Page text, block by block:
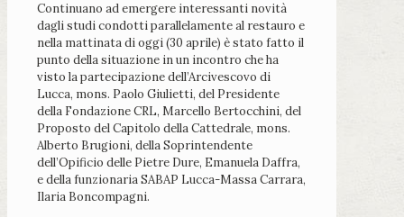
Continuano ad emergere interessanti novità
dagli studi condotti parallelamente al restauro e
nella mattinata di oggi (30 aprile) è stato fatto il
punto della situazione in un incontro che ha
visto la partecipazione dell’Arcivescovo di
Lucca, mons. Paolo Giulietti, del Presidente
della Fondazione CRL, Marcello Bertocchini, del
Proposto del Capitolo della Cattedrale, mons.
Alberto Brugioni, della Soprintendente
dell’Opificio delle Pietre Dure, Emanuela Daffra,
e della funzionaria SABAP Lucca-Massa Carrara,
Ilaria Boncompagni.